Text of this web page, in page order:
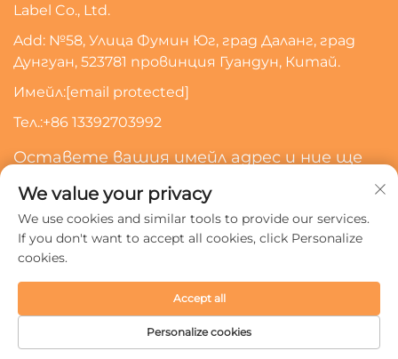
Label Co., Ltd.
Add: №58, Улица Фумин Юг, град Даланг, град
Дунгуан, 523781 провинция Гуандун, Китай.
Имейл:[email protected]
Тел.:+86 13392703992
Оставете вашия имейл адрес и ние ще
Абонирайте Се
Политика за поверителност
We value your privacy
We use cookies and similar tools to provide our services.
If you don't want to accept all cookies, click Personalize
cookies.
Personalize cookies
Accept all